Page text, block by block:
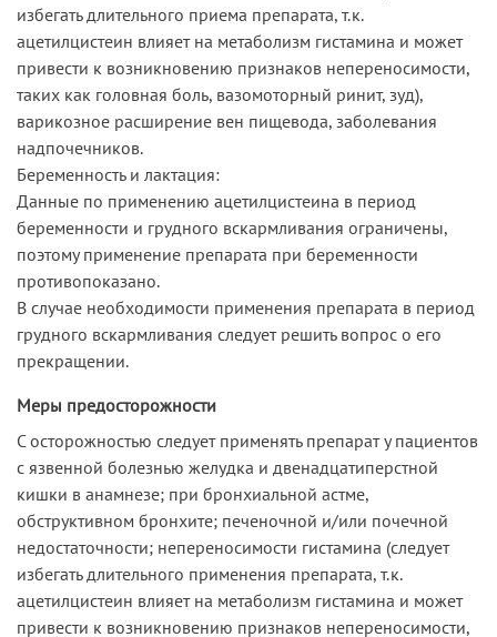
избегать длительного приема препарата, т.к.
ацетилцистеин влияет на метаболизм гистамина и может
привести к возникновению признаков непереносимости,
таких как головная боль, вазомоторный ринит, зуд),
варикозное расширение вен пищевода, заболевания
надпочечников.
Беременность и лактация:
Данные по применению ацетилцистеина в период
беременности и грудного вскармливания ограничены,
поэтому применение препарата при беременности
противопоказано.
В случае необходимости применения препарата в период
грудного вскармливания следует решить вопрос о его
прекращении.
Меры предосторожности
С осторожностью следует применять препарат у пациентов
с язвенной болезнью желудка и двенадцатиперстной
кишки в анамнезе; при бронхиальной астме,
обструктивном бронхите; печеночной и/или почечной
недостаточности; непереносимости гистамина (следует
избегать длительного применения препарата, т.к.
ацетилцистеин влияет на метаболизм гистамина и может
привести к возникновению признаков непереносимости,